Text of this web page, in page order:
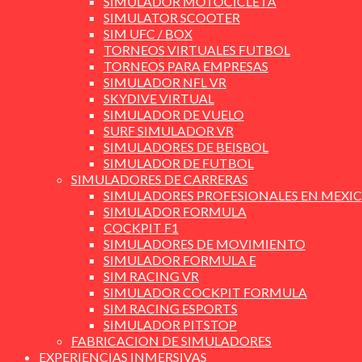
SIMULATOR SCOOTER
SIM UFC / BOX
TORNEOS VIRTUALES FUTBOL
TORNEOS PARA EMPRESAS
SIMULADOR NFL VR
SKYDIVE VIRTUAL
SIMULADOR DE VUELO
SURF SIMULADOR VR
SIMULADORES DE BEISBOL
SIMULADOR DE FUTBOL
SIMULADORES DE CARRERAS
SIMULADORES PROFESIONALES EN
SIMULADOR FORMULA
COCKPIT F1
SIMULADORES DE MOVIMIENTO
SIMULADOR FORMULA E
SIM RACING VR
SIMULADOR COCKPIT FORMULA
SIM RACING ESPORTS
SIMULADOR PITSTOP
FABRICACION DE SIMULADORES
EXPERIENCIAS INMERSIVAS